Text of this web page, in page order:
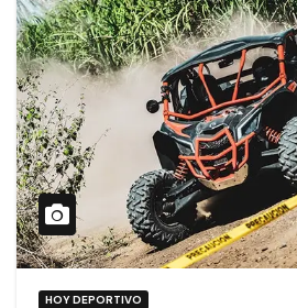
HOY DEPORTIVO